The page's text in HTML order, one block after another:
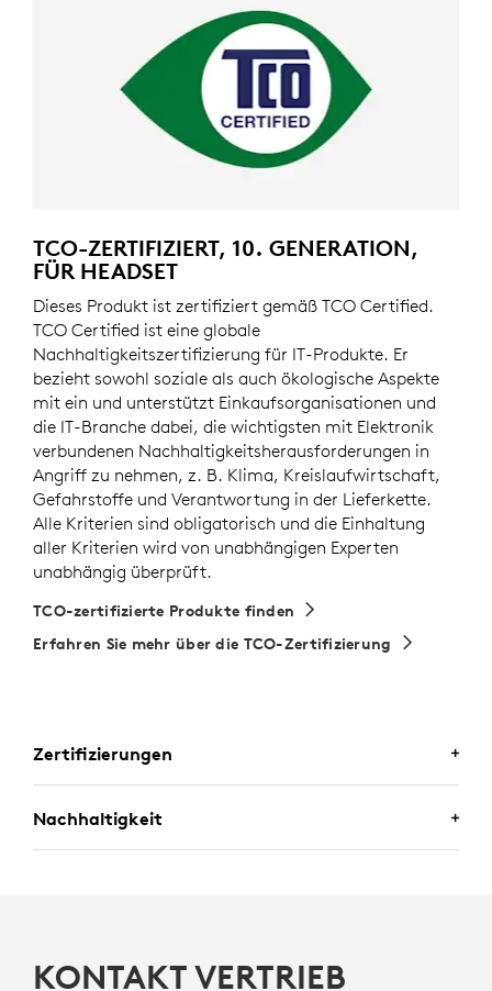
TCO-ZERTIFIZIERT, 10. GENERATION,
FÜR HEADSET
Dieses Produkt ist zertifiziert gemäß TCO Certified.
TCO Certified ist eine globale
Nachhaltigkeitszertifizierung für IT-Produkte. Er
bezieht sowohl soziale als auch ökologische Aspekte
mit ein und unterstützt Einkaufsorganisationen und
die IT-Branche dabei, die wichtigsten mit Elektronik
verbundenen Nachhaltigkeitsherausforderungen in
Angriff zu nehmen, z. B. Klima, Kreislaufwirtschaft,
Gefahrstoffe und Verantwortung in der Lieferkette.
Alle Kriterien sind obligatorisch und die Einhaltung
aller Kriterien wird von unabhängigen Experten
unabhängig überprüft.
TCO-zertifizierte Produkte finden
Erfahren Sie mehr über die TCO-Zertifizierung
Zertifizierungen
ZERTIFIZIERT FÜR BUSINESS-
ANWENDUNGEN
unterstützt Anrufsteuerung über natives
Nachhaltigkeit
KONTAKT VERTRIEB